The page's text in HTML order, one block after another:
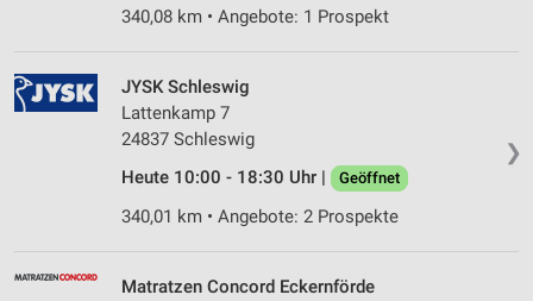
340,08 km • Angebote: 1 Prospekt
❯
JYSK Schleswig
Lattenkamp 7
24837 Schleswig
Heute 10:00 - 18:30 Uhr |
Geöffnet
340,01 km • Angebote: 2 Prospekte
Matratzen Concord Eckernförde